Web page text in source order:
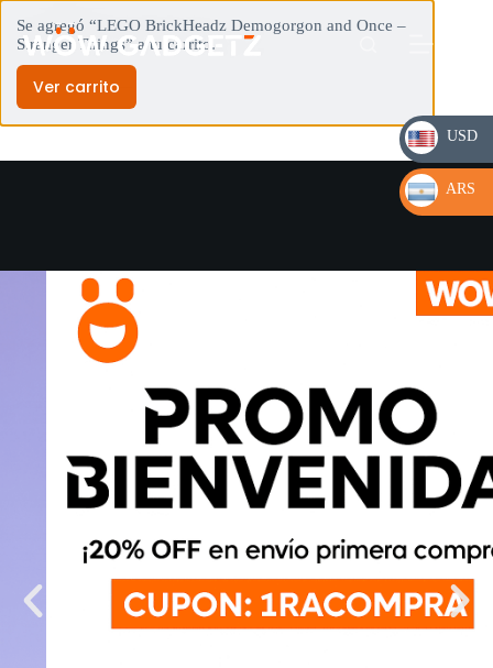
Se agregó “LEGO BrickHeadz Demogorgon and Once –
Stranger Things” a tu carrito.
Ver carrito
USD
USD
ARS
ARS